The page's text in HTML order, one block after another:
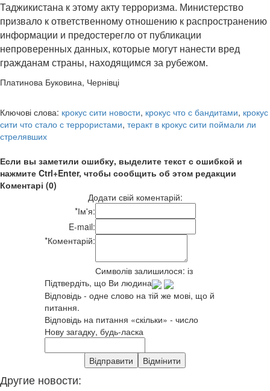
Таджикистана к этому акту терроризма. Министерство
призвало к ответственному отношению к распространению
информации и предостерегло от публикации
непроверенных данных, которые могут нанести вред
гражданам страны, находящимся за рубежом.
Платинова Буковина, Чернівці
Ключові слова: крокус сити новости, крокус что с бандитами, крокус
сити что стало с террористами, теракт в крокус сити поймали ли
стрелявших
Если вы заметили ошибку, выделите текст с ошибкой и
нажмите Ctrl+Enter, чтобы сообщить об этом редакции
Коментарі (0)
Додати свій коментарій:
*Ім'я:
E-mail:
*Коментарій:
Символів залишилося: із
Підтвердіть, що Ви людина
Відповідь - одне слово на тій же мові, що й
питання.
Відповідь на питання «скільки» - число
Нову загадку, будь-ласка
Другие новости: